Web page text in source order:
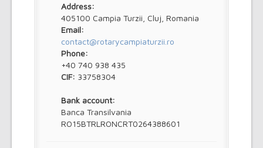
Address:
405100 Campia Turzii, Cluj, Romania
Email:
contact@rotarycampiaturzii.ro
Phone:
+40 740 938 435
CIF: 33758304
Bank account:
Banca Transilvania
RO15BTRLRONCRT0264388601